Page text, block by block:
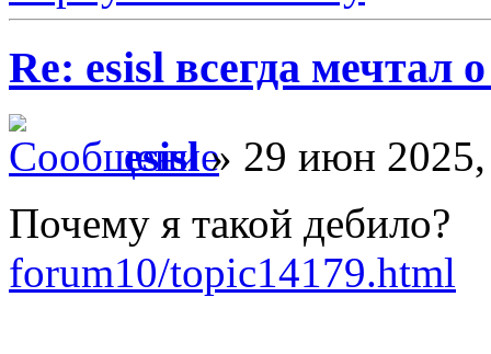
Re: esisl всегда мечтал
esisl» 29 июн
Почему я такой дебило?
forum10/topic14179.html